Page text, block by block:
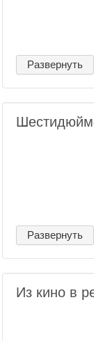
Развернуть
Развернуть
Из кино в